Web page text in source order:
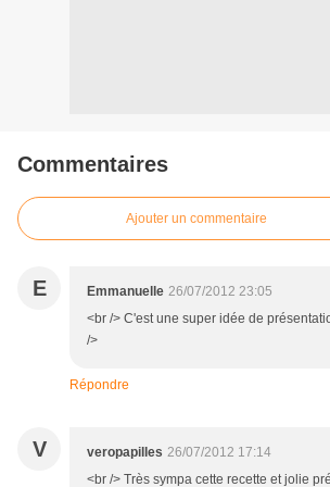
Commentaires
Ajouter un commentaire
E Emmanuelle 26/07/2012 23:05
<br /> C'est une super idée de
/>
Répondre
V veropapilles 26/07/2012 17:14
<br /> Très sympa cette recette et jolie